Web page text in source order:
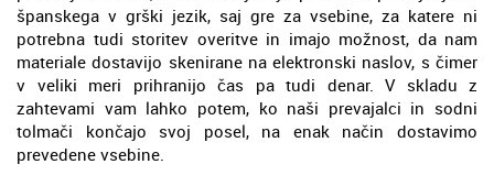
španskega v grški jezik, saj gre za vsebine, za katere ni
potrebna tudi storitev overitve in imajo možnost, da nam
materiale dostavijo skenirane na elektronski naslov, s čimer
v veliki meri prihranijo čas pa tudi denar. V skladu z
zahtevami vam lahko potem, ko naši prevajalci in sodni
tolmači končajo svoj posel, na enak način dostavimo
prevedene vsebine.